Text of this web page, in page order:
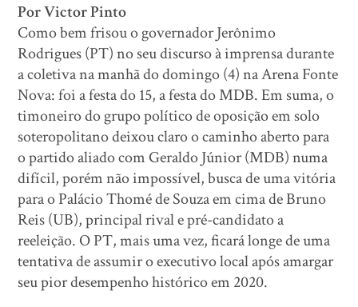
Por Victor Pinto
Como bem frisou o governador Jerônimo
Rodrigues (PT) no seu discurso à imprensa durante
a coletiva na manhã do domingo (4) na Arena Fonte
Nova: foi a festa do 15, a festa do MDB. Em suma, o
timoneiro do grupo político de oposição em solo
soteropolitano deixou claro o caminho aberto para
o partido aliado com Geraldo Júnior (MDB) numa
difícil, porém não impossível, busca de uma vitória
para o Palácio Thomé de Souza em cima de Bruno
Reis (UB), principal rival e pré-candidato a
reeleição. O PT, mais uma vez, ficará longe de uma
tentativa de assumir o executivo local após amargar
seu pior desempenho histórico em 2020.